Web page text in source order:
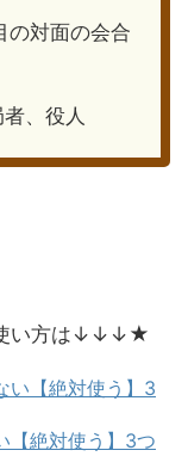
の対面の会合
、役人
使い方は↓↓↓★
【絶対使う】3つ